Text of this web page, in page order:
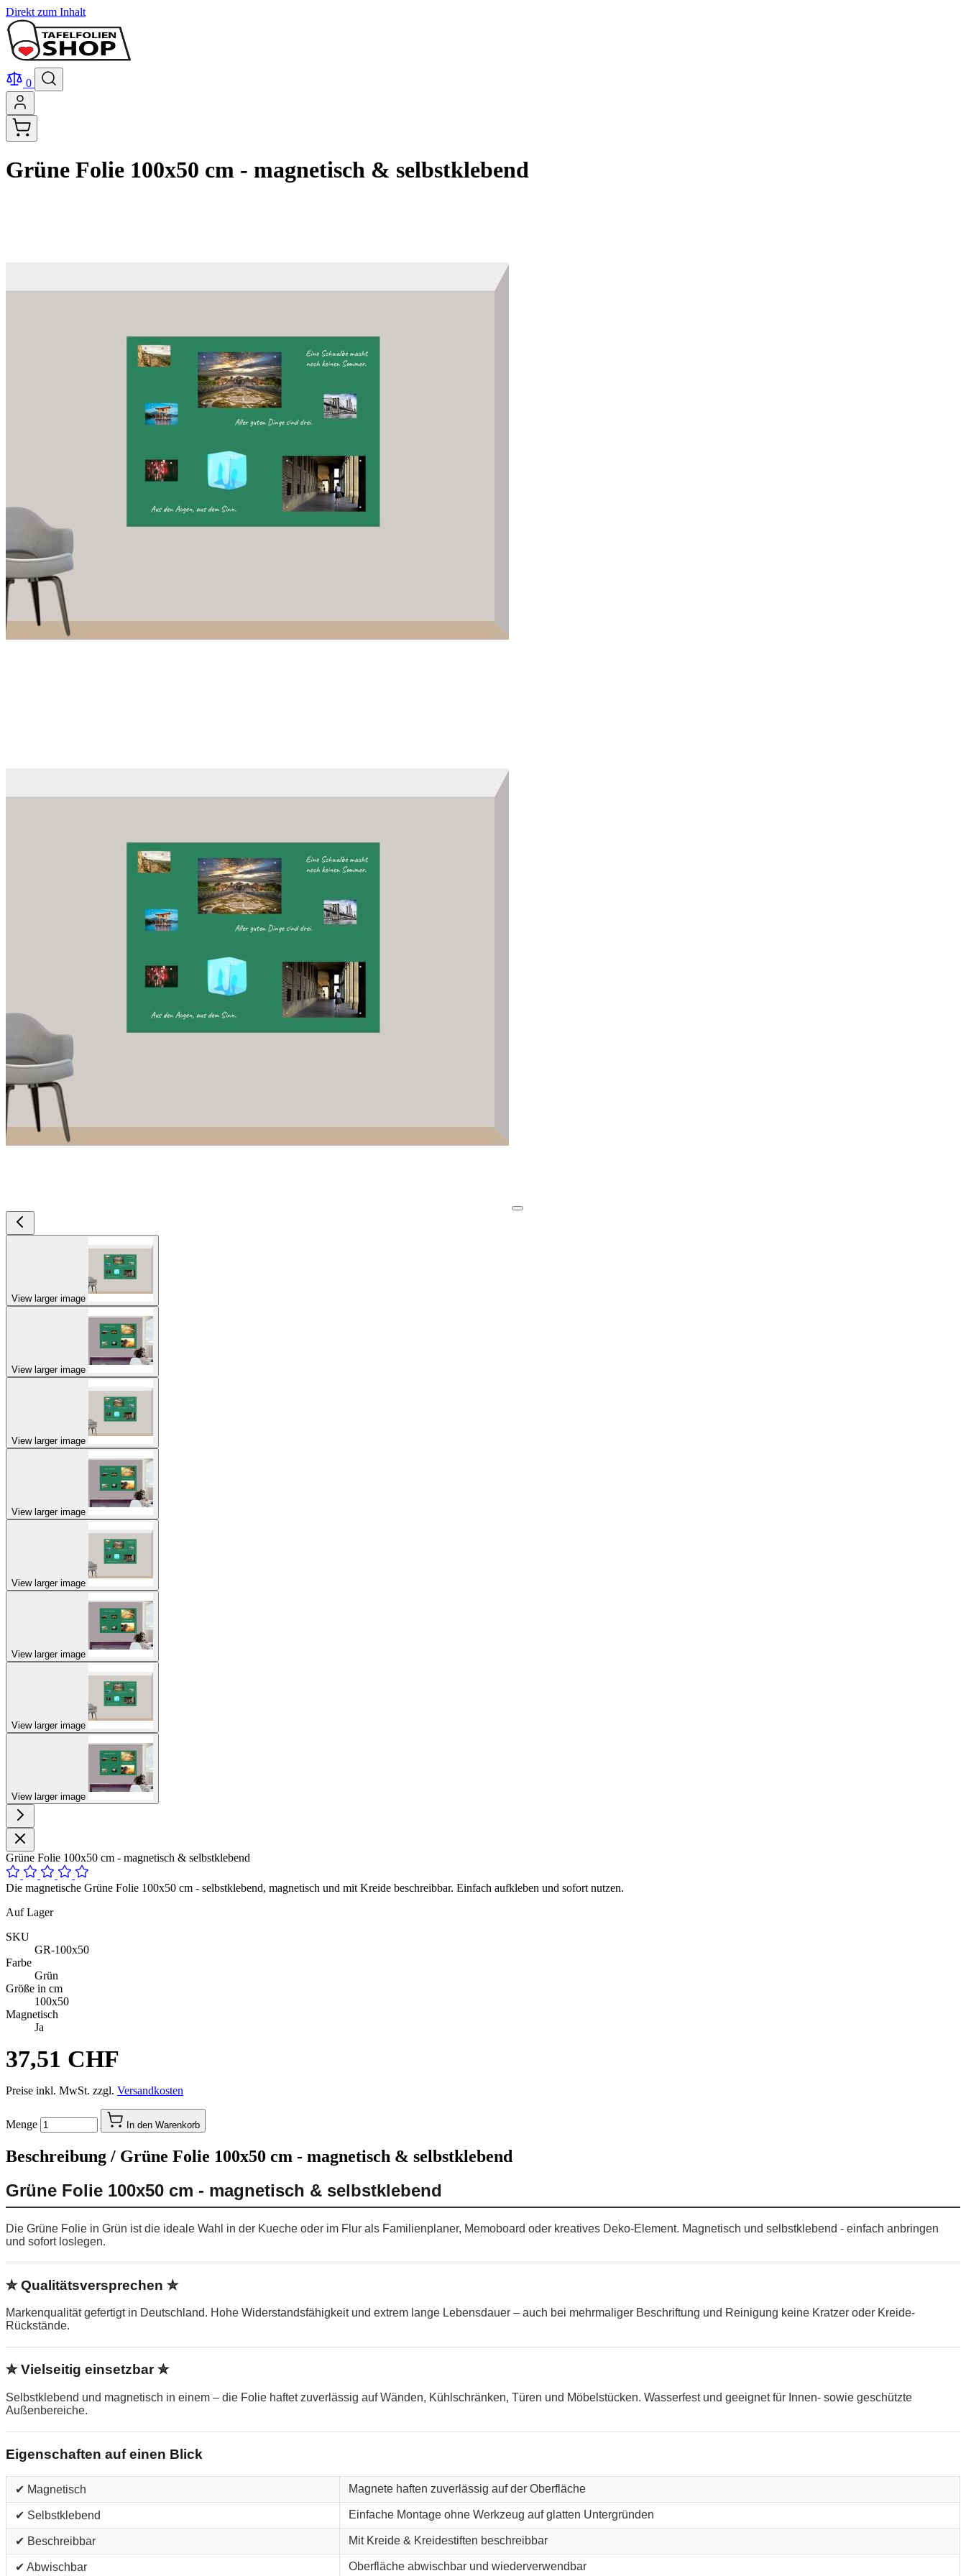
Direkt zum Inhalt
0
Grüne Folie 100x50 cm - magnetisch & selbstklebend
View larger image
View larger image
View larger image
View larger image
View larger image
View larger image
View larger image
View larger image
Grüne Folie 100x50 cm - magnetisch & selbstklebend
Die magnetische Grüne Folie 100x50 cm - selbstklebend, magnetisch und mit Kreide beschreibbar. Einfach aufkleben und sofort nutzen.
Auf Lager
SKU
GR-100x50
Farbe
Grün
Größe in cm
100x50
Magnetisch
Ja
37,51 CHF
Preise inkl. MwSt. zzgl. Versandkosten
Menge In den Warenkorb
Beschreibung / Grüne Folie 100x50 cm - magnetisch & selbstklebend
Grüne Folie 100x50 cm - magnetisch & selbstklebend
Die Grüne Folie in Grün ist die ideale Wahl in der Kueche oder im Flur als Familienplaner, Memoboard oder kreatives Deko-Element. Magnetisch und selbstklebend - einfach anbringen
und sofort loslegen.
✮ Qualitätsversprechen ✮
Markenqualität gefertigt in Deutschland. Hohe Widerstandsfähigkeit und extrem lange Lebensdauer – auch bei mehrmaliger Beschriftung und Reinigung keine Kratzer oder Kreide-
Rückstände.
✮ Vielseitig einsetzbar ✮
Selbstklebend und magnetisch in einem – die Folie haftet zuverlässig auf Wänden, Kühlschränken, Türen und Möbelstücken. Wasserfest und geeignet für Innen- sowie geschützte
Außenbereiche.
Eigenschaften auf einen Blick
✔ Magnetisch Magnete haften zuverlässig auf der Oberfläche
✔ Selbstklebend Einfache Montage ohne Werkzeug auf glatten Untergründen
✔ Beschreibbar Mit Kreide & Kreidestiften beschreibbar
✔ Abwischbar Oberfläche abwischbar und wiederverwendbar